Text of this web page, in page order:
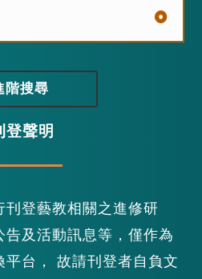
階搜尋
登聲明
刊登藝教相關之進修研
告及活動訊息等，僅作為
平台， 故請刊登者自負文